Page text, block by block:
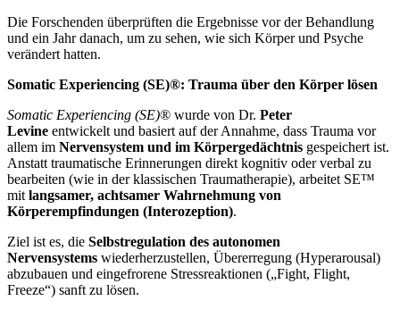
Die Forschenden überprüften die Ergebnisse vor der Behandlung
und ein Jahr danach, um zu sehen, wie sich Körper und Psyche
verändert hatten.
Somatic Experiencing (SE)®: Trauma über den Körper lösen
Somatic Experiencing (SE)® wurde von Dr. Peter
Levine entwickelt und basiert auf der Annahme, dass Trauma vor
allem im Nervensystem und im Körpergedächtnis gespeichert ist.
Anstatt traumatische Erinnerungen direkt kognitiv oder verbal zu
bearbeiten (wie in der klassischen Traumatherapie), arbeitet SE™
mit langsamer, achtsamer Wahrnehmung von
Körperempfindungen (Interozeption).
Ziel ist es, die Selbstregulation des autonomen
Nervensystems wiederherzustellen, Übererregung (Hyperarousal)
abzubauen und eingefrorene Stressreaktionen („Fight, Flight,
Freeze“) sanft zu lösen.